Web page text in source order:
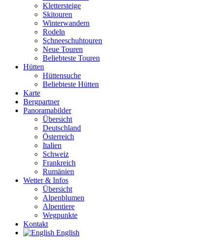
Klettersteige
Skitouren
Winterwandern
Rodeln
Schneeschuhtouren
Neue Touren
Beliebteste Touren
Hütten
Hüttensuche
Beliebteste Hütten
Karte
Bergpartner
Panoramabilder
Übersicht
Deutschland
Österreich
Italien
Schweiz
Frankreich
Rumänien
Wetter & Infos
Übersicht
Alpenblumen
Alpentiere
Wegpunkte
Kontakt
English